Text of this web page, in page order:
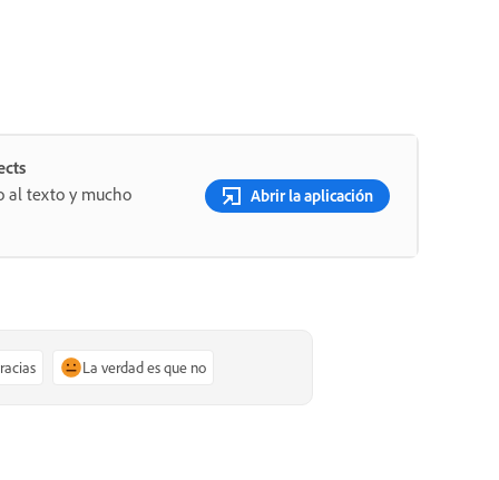
al texto y mucho
Abrir la aplicación
La verdad es que no